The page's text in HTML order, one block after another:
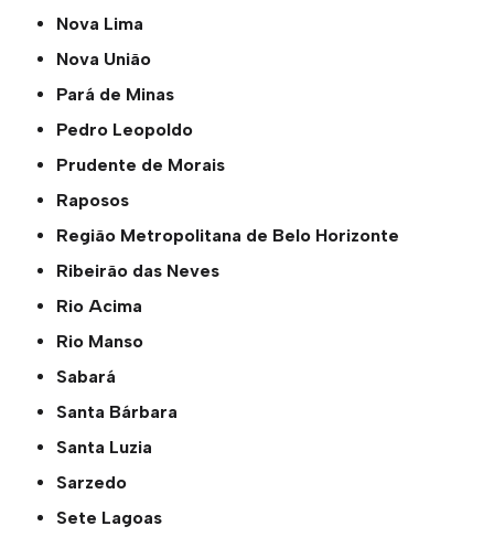
Nova Lima
Nova União
Pará de Minas
Pedro Leopoldo
Prudente de Morais
Raposos
Região Metropolitana de Belo Horizonte
Ribeirão das Neves
Rio Acima
Rio Manso
Sabará
Santa Bárbara
Santa Luzia
Sarzedo
Sete Lagoas